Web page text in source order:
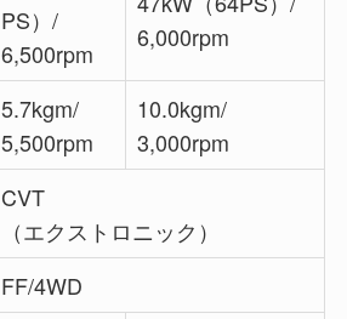
PS）/
6,500rpm
6,000rpm
5.7kgm/
5,500rpm
10.0kgm/
3,000rpm
CVT
（エクストロニック）
FF/4WD